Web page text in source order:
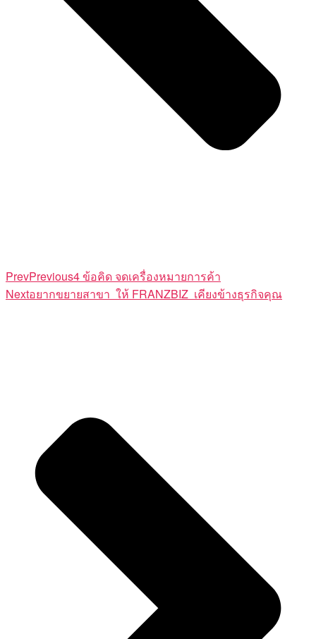
PrevPrevious4 ข้อคิด จดเครื่องหมายการค้า
Nextอยากขยายสาขา ให้ FRANZBIZ เคียงข้างธุรกิจคุณ